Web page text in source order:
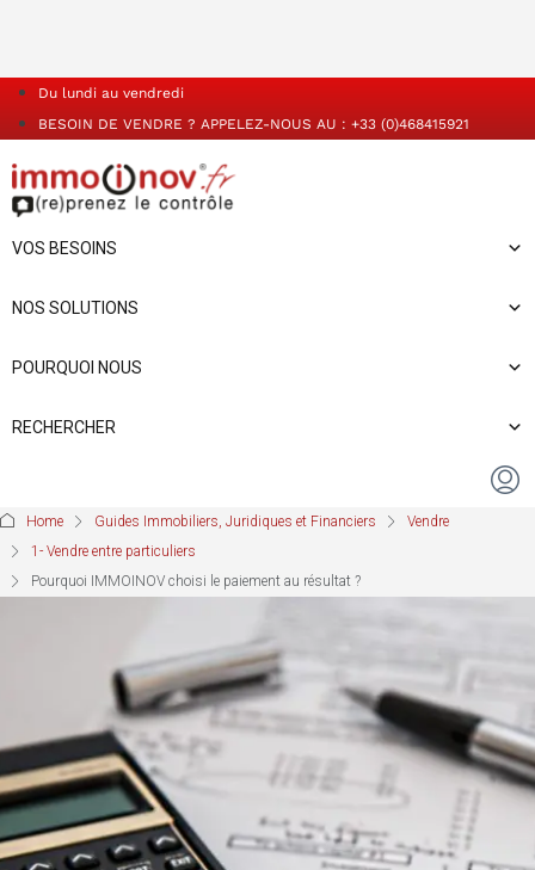
Du lundi au vendredi
BESOIN DE VENDRE ? APPELEZ-NOUS AU : +33 (0)468415921
VOS BESOINS
NOS SOLUTIONS
POURQUOI NOUS
RECHERCHER
Home Guides Immobiliers, Juridiques et Financiers
Vendre
1- Vendre entre particuliers
Pourquoi IMMOINOV choisi le paiement au résultat ?